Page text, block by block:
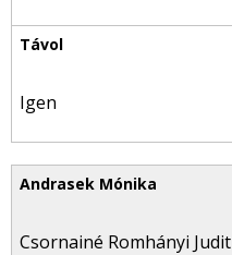
Igen
Csornainé Romhányi Judit